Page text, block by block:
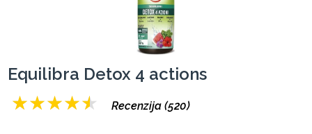
Equilibra Detox 4 actions
★★★★★ Recenzija (520)